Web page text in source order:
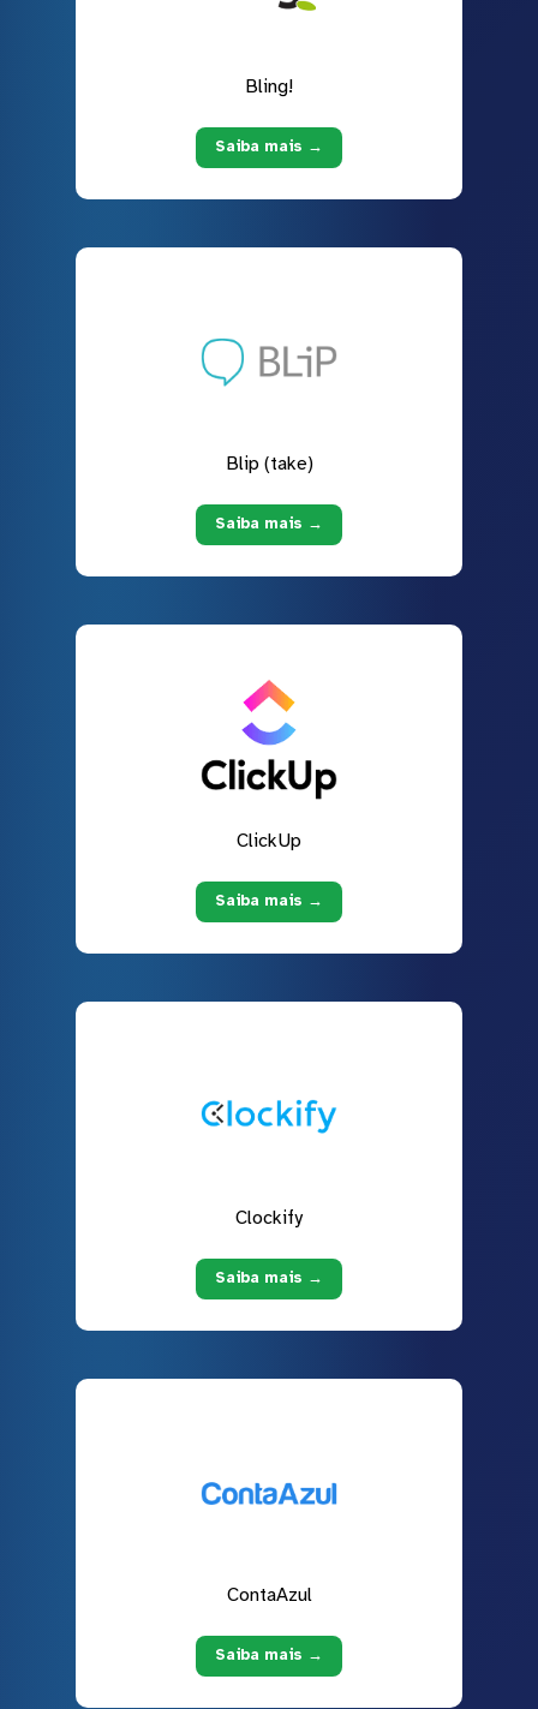
Bling!
Saiba mais →
Blip (take)
Saiba mais →
ClickUp
Saiba mais →
Clockify
Saiba mais →
ContaAzul
Saiba mais →